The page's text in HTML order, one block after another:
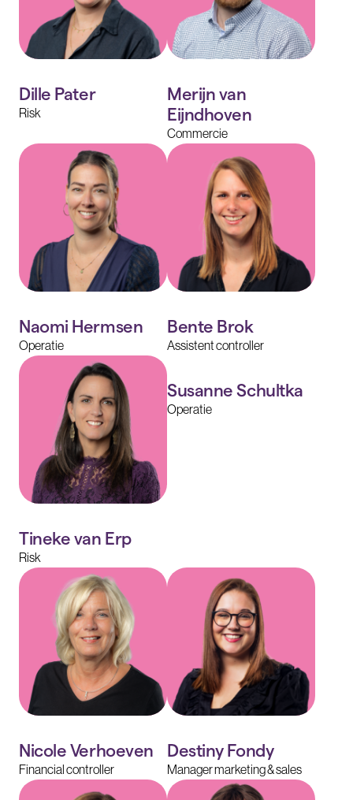
Dille Pater
Risk
Merijn van
Eijndhoven
Commercie
Naomi Hermsen
Operatie
Bente Brok
Assistent controller
Tineke van Erp
Risk
Susanne Schultka
Operatie
Nicole Verhoeven
Financial controller
Destiny Fondy
Manager marketing & sales